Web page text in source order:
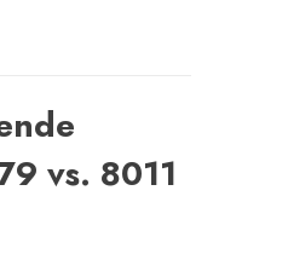
vs. 8011